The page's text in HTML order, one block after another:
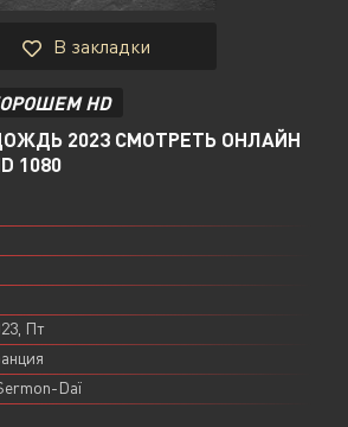
В закладки
HD
2023 СМОТРЕТЬ ОНЛАЙН
1080
Пт
Daï